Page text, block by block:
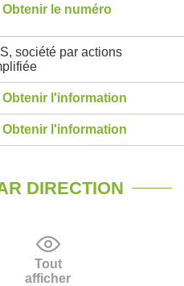
Obtenir le numéro
société par actions
Obtenir l'information
Obtenir l'information
DIRECTION
Tout
afficher